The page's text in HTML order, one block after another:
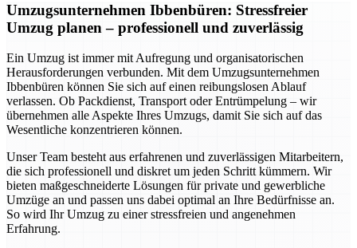
Umzugsunternehmen Ibbenbüren: Stressfreier
Umzug planen – professionell und zuverlässig
Ein Umzug ist immer mit Aufregung und organisatorischen
Herausforderungen verbunden. Mit dem Umzugsunternehmen
Ibbenbüren können Sie sich auf einen reibungslosen Ablauf
verlassen. Ob Packdienst, Transport oder Entrümpelung – wir
übernehmen alle Aspekte Ihres Umzugs, damit Sie sich auf das
Wesentliche konzentrieren können.
Unser Team besteht aus erfahrenen und zuverlässigen Mitarbeitern,
die sich professionell und diskret um jeden Schritt kümmern. Wir
bieten maßgeschneiderte Lösungen für private und gewerbliche
Umzüge an und passen uns dabei optimal an Ihre Bedürfnisse an.
So wird Ihr Umzug zu einer stressfreien und angenehmen
Erfahrung.